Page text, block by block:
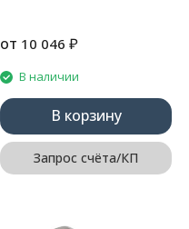
от 10 046 ₽
В наличии
В корзину
Запрос счёта/КП